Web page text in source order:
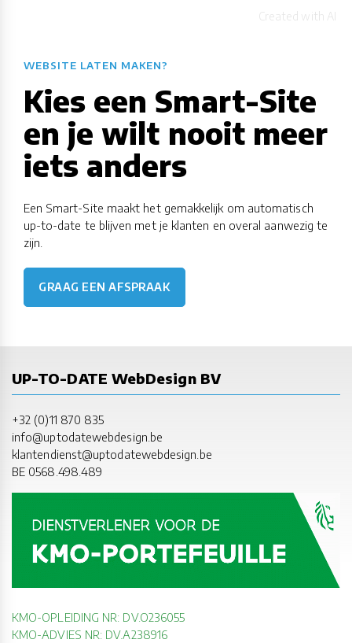
WEBSITE LATEN MAKEN?
Kies een Smart-Site
en je wilt nooit meer
iets anders
Een Smart-Site maakt het gemakkelijk om automatisch
up-to-date te blijven met je klanten en overal aanwezig te
zijn.
GRAAG EEN AFSPRAAK
UP-TO-DATE WebDesign BV
+32 (0)11 870 835
info@uptodatewebdesign.be
klantendienst@uptodatewebdesign.be
BE 0568.498.489
KMO-OPLEIDING NR: DV.O236055
KMO-ADVIES NR: DV.A238916